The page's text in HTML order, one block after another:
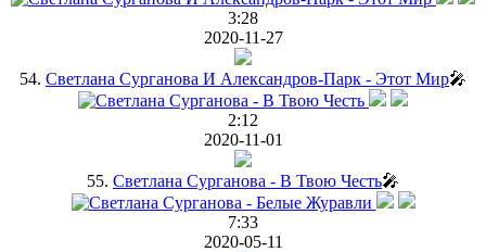
3:28
2020-11-27
54. Светлана Сурганова И Александров-Парк - Этот Мир🎤
2:12
2020-11-01
55. Светлана Сурганова - В Твою Честь🎤
7:33
2020-05-11